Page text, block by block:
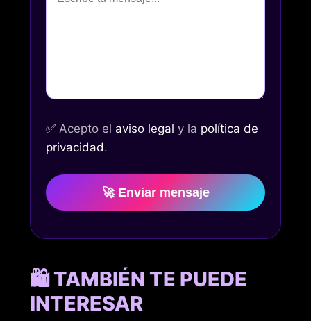
✅ Acepto el aviso legal y la política de
privacidad.
🚀 Enviar mensaje
🛍️ TAMBIÉN TE PUEDE
INTERESAR